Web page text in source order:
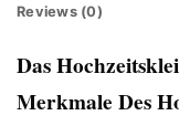
Reviews (0)
Das
Merkmale Des